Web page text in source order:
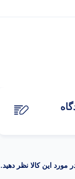
مورد این کالا نظر دهید.